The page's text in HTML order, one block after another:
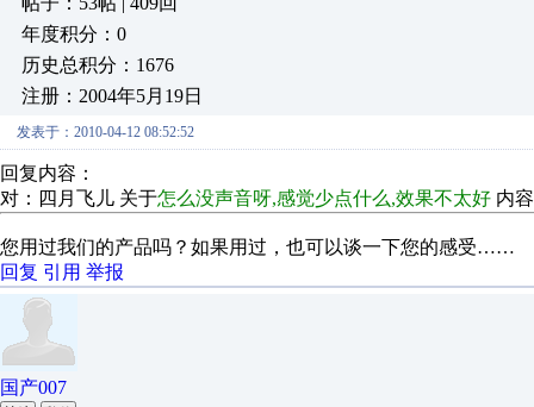
年度积分：0
历史总积分：1676
注册：2004年5月19日
发表于：2010-04-12 08:52:52
回复内容：
对：四月飞儿 关于怎么没声音呀,感觉少点什么,效果不太好 内
您用过我们的产品吗？如果用过，也可以谈一下您的感受……
回复 引用 举报
国产007